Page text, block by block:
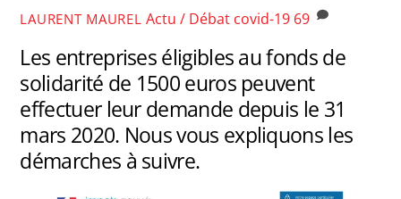
LAURENT MAUREL Actu / Débat covid-19 69
Les entreprises éligibles au fonds de
solidarité de 1500 euros peuvent
effectuer leur demande depuis le 31
mars 2020. Nous vous expliquons les
démarches à suivre.